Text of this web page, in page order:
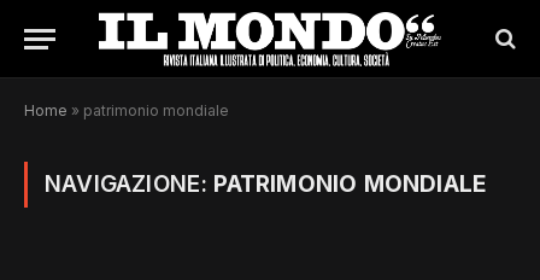
Home » patrimonio mondiale
NAVIGAZIONE: PATRIMONIO MONDIALE